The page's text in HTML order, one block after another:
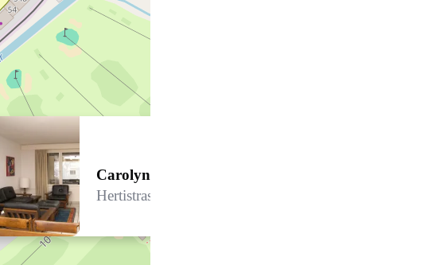
Carolyn 207
Hertistrasse 15A, 7270 Davos Platz